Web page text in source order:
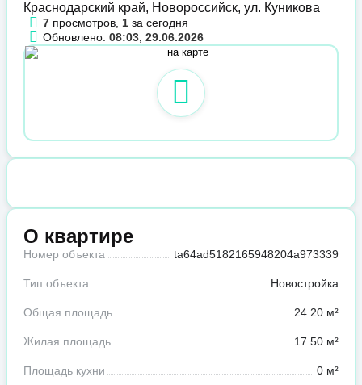
Краснодарский край, Новороссийск, ул. Куникова
7 просмотров, 1 за сегодня
Обновлено: 08:03, 29.06.2026
О квартире
Номер объекта ta64ad5182165948204a973339
Тип объекта Новостройка
Общая площадь 24.20 м²
Жилая площадь 17.50 м²
Площадь кухни 0 м²